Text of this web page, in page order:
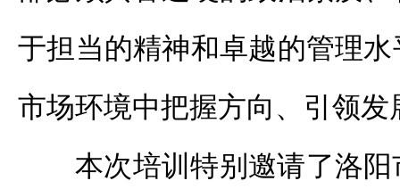
于担当的精神和卓越的管理
市场环境中把握方向、引领发
本次培训特别邀请了洛